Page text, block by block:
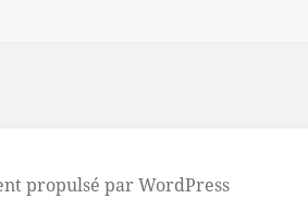
propulsé par WordPress